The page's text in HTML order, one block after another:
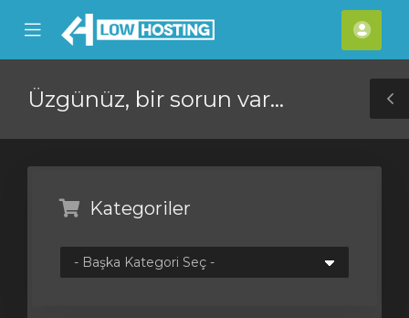
Mobile
Menu
Üzgünüz, bir sorun var...
Kategoriler